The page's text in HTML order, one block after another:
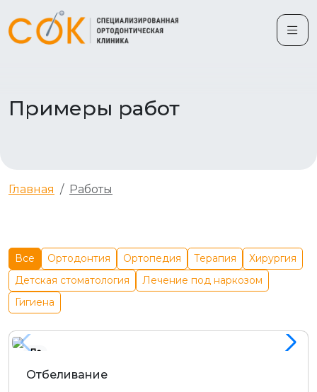
Примеры работ
Главная Работы
Все Ортодонтия Ортопедия Терапия
Хирургия
Детская стоматология
Лечение под наркозом
Гигиена
До
Отбеливание